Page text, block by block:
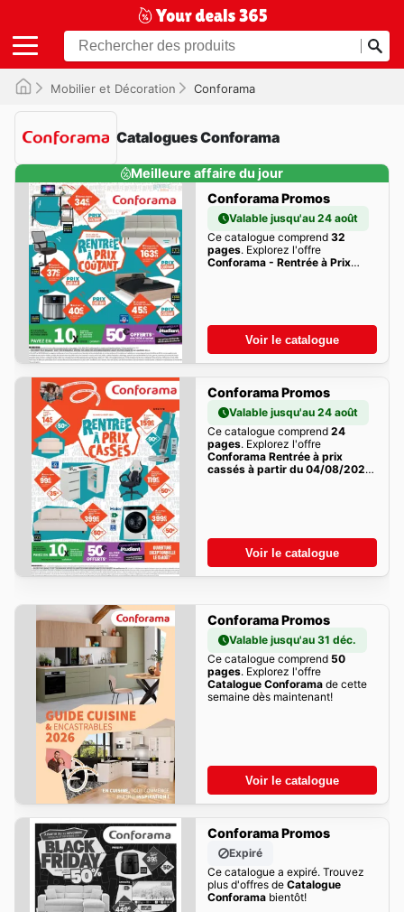
Mobilier et Décoration Conforama
Catalogues Conforama
Meilleure affaire du jour
Conforama Promos
Valable jusqu'au 24 août
Ce catalogue comprend 32
pages. Explorez l'offre
Conforama - Rentrée à Prix
Voir le catalogue
Conforama Promos
Valable jusqu'au 24 août
Ce catalogue comprend 24
pages. Explorez l'offre
Conforama Rentrée à prix
cassés à partir du 04/08/2026
Voir le catalogue
Conforama Promos
Valable jusqu'au 31 déc.
Ce catalogue comprend 50
pages. Explorez l'offre
Catalogue Conforamade cette
semaine dès maintenant!
Voir le catalogue
Conforama Promos
Expiré
Ce catalogue a expiré. Trouvez
plus d'offres de Catalogue
Conforamabientôt!